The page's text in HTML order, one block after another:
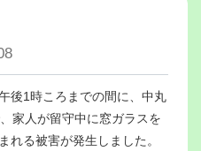
後1時ころまでの間に、中丸
家人が留守中に窓ガラスを
れる被害が発生しました。